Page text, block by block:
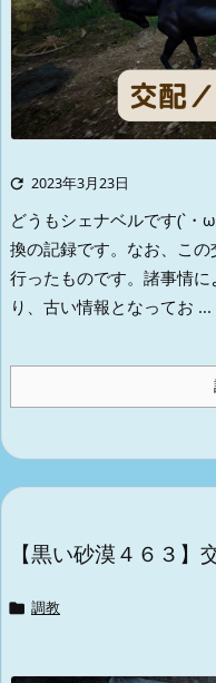
 2023年3月23日
どうもシェナベルです(`・ω
換の記録です。 なお、こ
行ったものです。 諸事情に
り、古い情報となってお ...
【黒い砂漠４６３】
 調教